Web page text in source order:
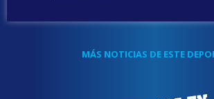
MÁS NOTICIAS DE ESTE